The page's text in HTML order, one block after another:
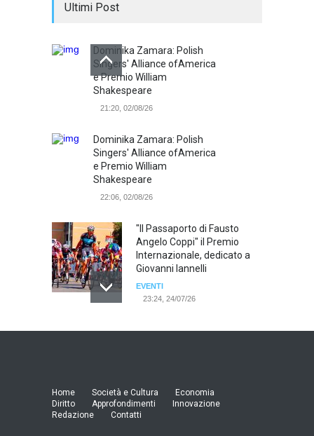
Ultimi Post
Dominika Zamara: Polish
Singers' Alliance ofAmerica
e Premio William
Shakespeare
21:20, 02/08/26
Dominika Zamara: Polish
Singers' Alliance ofAmerica
e Premio William
Shakespeare
22:06, 02/08/26
"Il Passaporto di Fausto
Angelo Coppi" il Premio
Internazionale, dedicato a
Giovanni Iannelli
EVENTI
23:24, 24/07/26
RIMINI, PRIMO CONVEGNO
EVENTI
19:44, 24/07/26
Home Società e Cultura
Economia
Diritto
Approfondimenti
Innovazione
Redazione
Contatti